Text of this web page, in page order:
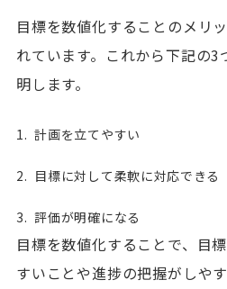
目標を数値化することのメリ
れています。これから下記の
明します。
計画を立てやすい
目標に対して柔軟に対応できる
評価が明確になる
目標を数値化することで、目
すいことや進捗の把握がしや